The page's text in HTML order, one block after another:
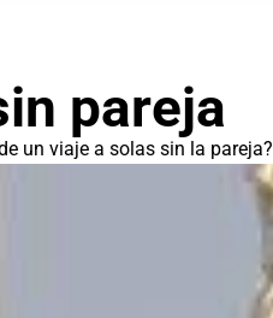
pareja
un viaje a solas sin la pareja?